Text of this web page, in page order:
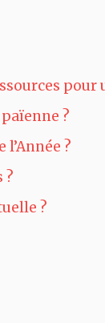
pour
?
?
?
?